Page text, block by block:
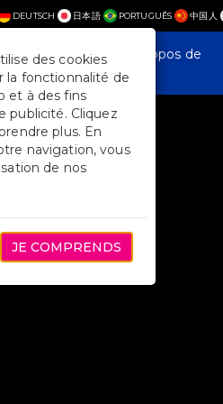
DEUTSCH 日本語 PORTUGUÊS 中国人
et
À propos de
nous
des cookies
la fonctionnalité de
et à des fins
publicité. Cliquez
plus. En
navigation, vous
de nos
JE COMPRENDS